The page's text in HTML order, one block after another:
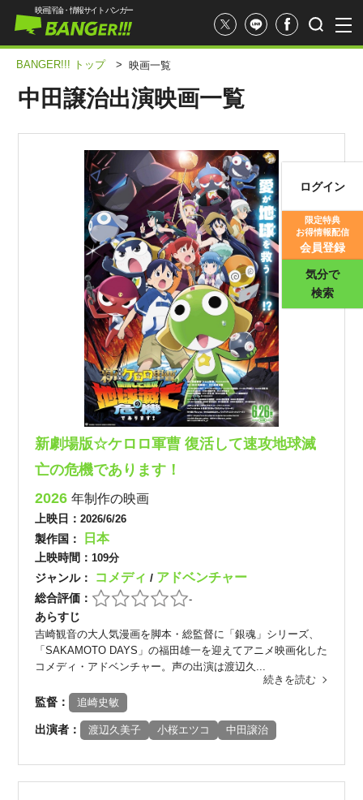
映画記事
映画評価
映画評論・情報サイト バンガー
ログイン
限定特典
お得情報配信
会員登録
気分で
検索
BANGER!!! トップ > 映画一覧
中田譲治出演映画一覧
新劇場版☆ケロロ軍曹 復活して速攻地球滅
亡の危機であります！
2026年制作の映画
上映日：2026/6/26
製作国： 日本
上映時間： 109分
ジャンル： コメディ/ アドベンチャー
総合評価： -
あらすじ
吉崎観音の大人気漫画を脚本・総監督に「銀魂」シリーズ、
「SAKAMOTO DAYS」の福田雄一を迎えてアニメ映画化した
コメディ・アドベンチャー。声の出演は渡辺久...
続きを読む
監督： 追崎史敏
出演者： 渡辺久美子 小桜エツコ 中田譲治